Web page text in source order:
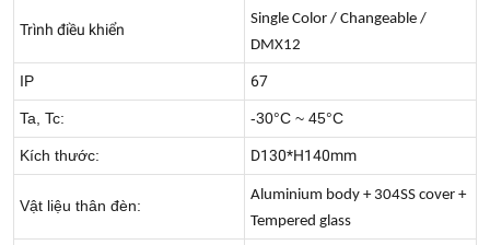
Trình điều khiển
Single Color / Changeable /
DMX12
IP 67
Ta, Tc: -30°C ~ 45°C
Kích thước: D130*H140mm
Vật liệu thân đèn:
Aluminium body + 304SS cover +
Tempered glass